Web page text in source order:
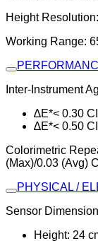
Height
Working Range:
Inter-Instrument
∆E*< 0.30
∆E*< 0.50
Colorimetric
(Max)/0.03 (Avg)
PHYSICAL /
Sensor
Height: 24